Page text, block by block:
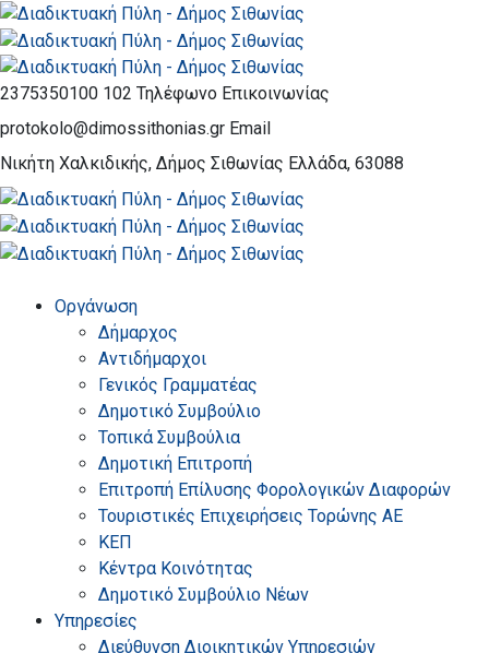
2375350100 102 Τηλέφωνο Επικοινωνίας
protokolo@dimossithonias.gr Email
Νικήτη Χαλκιδικής, Δήμος Σιθωνίας Ελλάδα, 63088
Οργάνωση
Δήμαρχος
Αντιδήμαρχοι
Γενικός Γραμματέας
Δημοτικό Συμβούλιο
Τοπικά Συμβούλια
Δημοτική Επιτροπή
Επιτροπή Επίλυσης Φορολογικών Διαφορών
Τουριστικές Επιχειρήσεις Τορώνης ΑΕ
ΚΕΠ
Κέντρα Κοινότητας
Δημοτικό Συμβούλιο Νέων
Υπηρεσίες
Διεύθυνση Διοικητικών Υπηρεσιών